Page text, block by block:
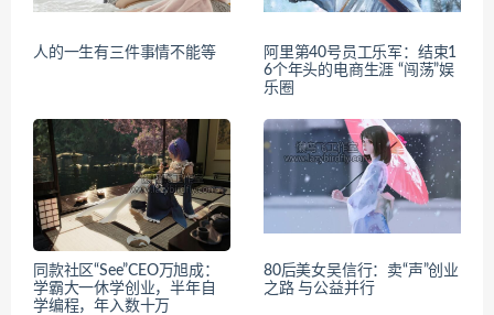
人的一生有三件事情不能等
阿里第40号员工乐军：结束1
6个年头的电商生涯 “闯荡”娱
乐圈
同款社区“See”CEO万旭成：
学霸大一休学创业，半年自
学编程，年入数十万
80后美女吴信行：卖“声”创业
之路 与公益并行